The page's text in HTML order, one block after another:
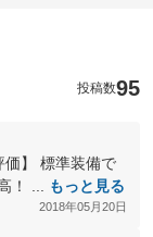
投稿数95
価】 標準装備で
！ ...
もっと見る
2018年05月20日